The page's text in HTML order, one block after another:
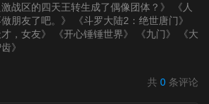
激战区的四天王转生成了偶像团体？》
《人
朋友了吧。》
《斗罗大陆2：绝世唐门》
才，女友》 《开心锤锤世界》 《九门》
《大
》
共 0 条评论